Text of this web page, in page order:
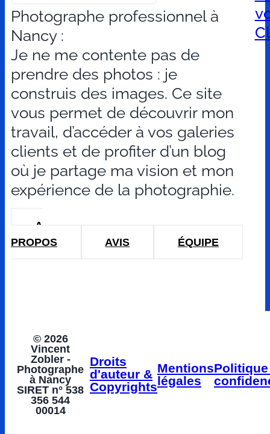
Photographe professionnel à
Nancy :
Je ne me contente pas de
prendre des photos : je
construis des images. Ce site
vous permet de découvrir mon
travail, d’accéder à vos galeries
clients et de profiter d’un blog
où je partage ma vision et mon
expérience de la photographie.
A
PROPOS
AVIS ÉQUIPE
© 2026
Vincent
Zobler -
Photographe
à Nancy
SIRET n° 538
356 544
00014
Droits
d'auteur &
Copyrights
Mentions
légales